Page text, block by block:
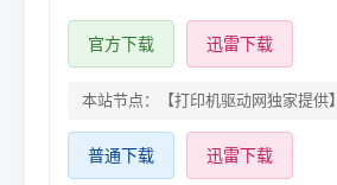
官方下载 迅雷下载
本站节点：【打印机驱动网独家提供】
普通下载 迅雷下载